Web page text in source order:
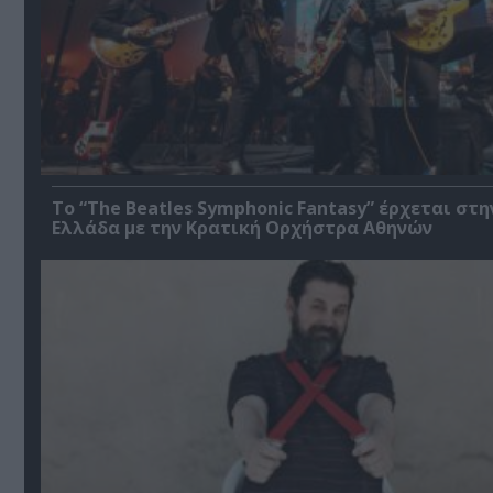
Το “The Beatles Symphonic Fantasy” έρχεται
Ελλάδα με την Κρατική Ορχήστρα Αθηνών